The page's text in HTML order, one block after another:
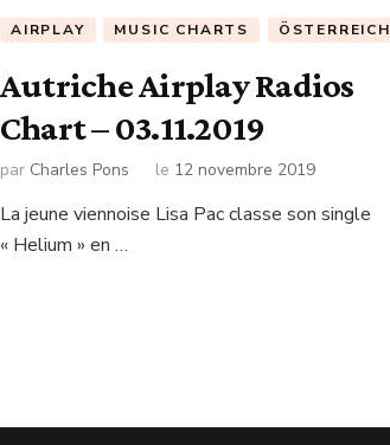
AIRPLAY MUSIC CHARTS ÖSTERREICH
Autriche Airplay Radios
Chart – 03.11.2019
par Charles Pons le 12 novembre 2019
La jeune viennoise Lisa Pac classe son single
« Helium » en …